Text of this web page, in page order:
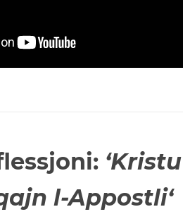
‘Kristu
l-Appostli‘